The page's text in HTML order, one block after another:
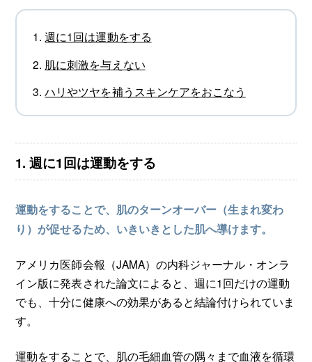
週に1回は運動をする
肌に刺激を与えない
ハリやツヤを補うスキンケアをおこなう
1. 週に1回は運動をする
運動をすることで、肌のターンオーバー（生まれ変わ
り）が促せるため、いきいきとした肌へ導けます。
アメリカ医師会報（JAMA）の内科ジャーナル・オンラ
イン版に発表された論文によると、週に1回だけの運動
でも、十分に健康への効果があると結論付けられていま
す。
運動をすることで、肌の毛細血管の隅々まで血液を循環